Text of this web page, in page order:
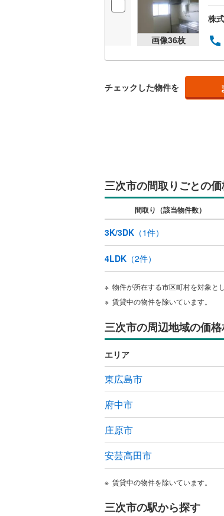
画像36枚
株
チェックした物件を
三次市の間取りごとの
間取り（該当物件数）
3K/3DK （1件）
4LDK （2件）
物件が所在する市区町村を対象と
賃貸中の物件を除いています。
三次市の周辺地域の価
エリア
東広島市
府中市
庄原市
安芸高田市
賃貸中の物件を除いています。
三次市の駅から探す
浴室
収
構
オ